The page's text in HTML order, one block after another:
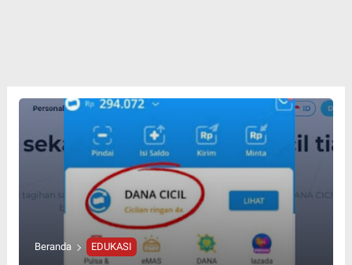
Beranda EDUKASI